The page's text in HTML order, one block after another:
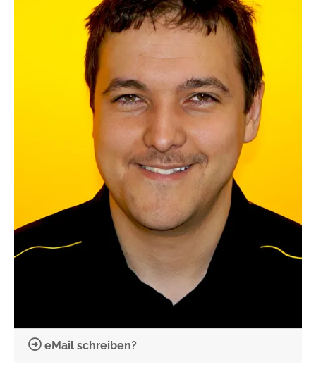
TEL.: 0631/53556-44
eMail schreiben?